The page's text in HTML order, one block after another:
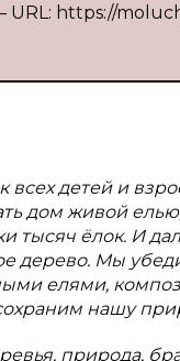
https://
детей и
дом живой
ёлок. И
дерево. Мы
елями,
нашу
природа,